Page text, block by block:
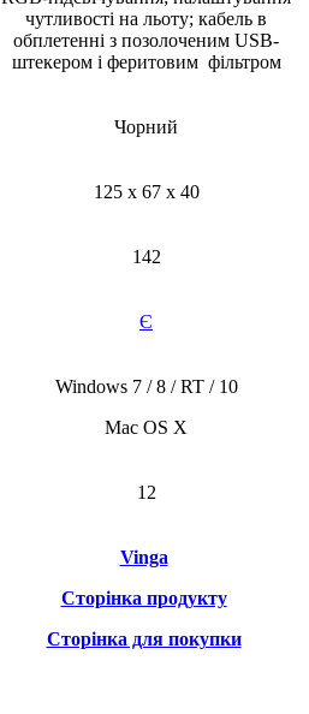
чутливості на льоту; кабель в
обплетенні з позолоченим USB-
штекером і феритовим фільтром
Чорний
125 x 67 x 40
142
Є
Windows 7 / 8 / RT / 10
Mac OS X
12
Vinga
Сторінка продукту
Сторінка для покупки